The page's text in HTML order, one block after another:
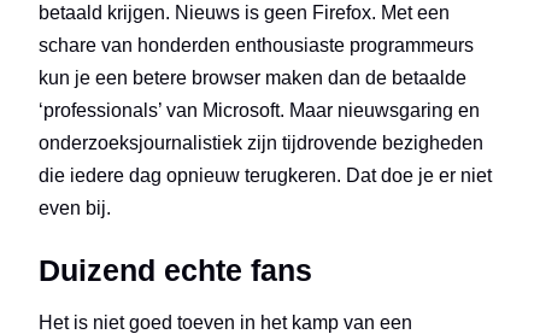
betaald krijgen. Nieuws is geen Firefox. Met een
schare van honderden enthousiaste programmeurs
kun je een betere browser maken dan de betaalde
‘professionals’ van Microsoft. Maar nieuwsgaring en
onderzoeksjournalistiek zijn tijdrovende bezigheden
die iedere dag opnieuw terugkeren. Dat doe je er niet
even bij.
Duizend echte fans
Het is niet goed toeven in het kamp van een